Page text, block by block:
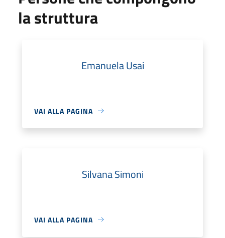
la struttura
Emanuela Usai
VAI ALLA PAGINA
Silvana Simoni
VAI ALLA PAGINA